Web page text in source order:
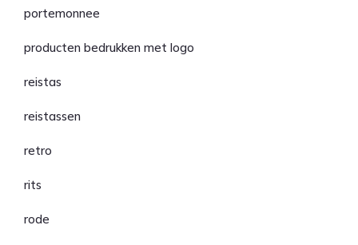
portemonnee
producten bedrukken met logo
reistas
reistassen
retro
rits
rode